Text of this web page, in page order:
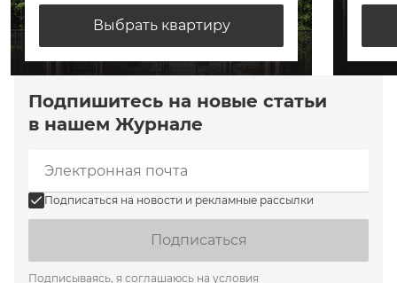
Выбрать квартиру
Подпишитесь на новые статьи
в нашем Журнале
Подписаться на новости и рекламные рассылки
Подписаться
Подписываясь, я соглашаюсь на условия